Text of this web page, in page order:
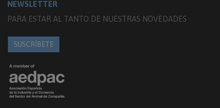
NEWSLETTER
PARA ESTAR AL TANTO DE NUESTRAS NOVEDADES
SUSCRÍBETE